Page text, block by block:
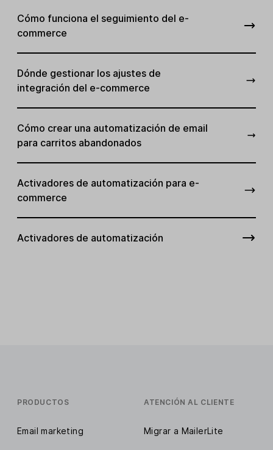
Cómo funciona el seguimiento del e-
commerce
Dónde gestionar los ajustes de
integración del e-commerce
Cómo crear una automatización de email
para carritos abandonados
Activadores de automatización para e-
commerce
Activadores de automatización
PRODUCTOS
Email marketing
ATENCIÓN AL CLIENTE
Migrar a MailerLite